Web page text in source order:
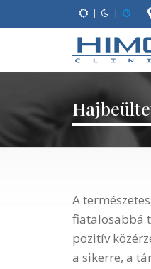
| |
A
fiatalosabbá
pozitív
a sikerre, a